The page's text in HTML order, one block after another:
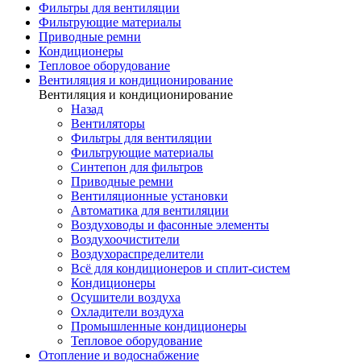
Фильтры для вентиляции
Фильтрующие материалы
Приводные ремни
Кондиционеры
Тепловое оборудование
Вентиляция и кондиционирование
Вентиляция и кондиционирование
Назад
Вентиляторы
Фильтры для вентиляции
Фильтрующие материалы
Синтепон для фильтров
Приводные ремни
Вентиляционные установки
Автоматика для вентиляции
Воздуховоды и фасонные элементы
Воздухоочистители
Воздухораспределители
Всё для кондиционеров и сплит-систем
Кондиционеры
Осушители воздуха
Охладители воздуха
Промышленные кондиционеры
Тепловое оборудование
Отопление и водоснабжение